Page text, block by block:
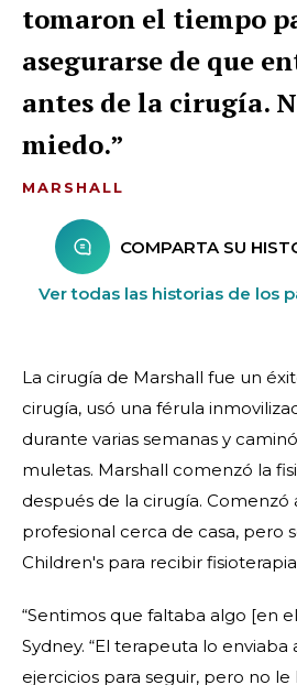
tomaron el tiempo
asegurarse de que
antes de la cirugía.
miedo.
MARSHALL
COMPARTA SU
Ver todas las historias de los
La cirugía de Marshall fue un
cirugía, usó una férula
durante varias semanas y
muletas. Marshall comenzó la
después de la cirugía. Comenzó
profesional cerca de casa, pero
Children's para recibir
“Sentimos que faltaba algo [en
Sydney. “El terapeuta lo
ejercicios para seguir, pero no